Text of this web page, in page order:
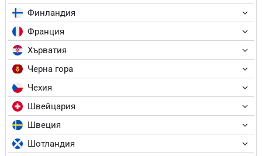
Финландия
Франция
Хърватия
Черна гора
Чехия
Швейцария
Швеция
Шотландия